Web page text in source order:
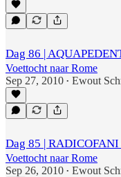
Dag 86 |
Voettocht naar Rome
Sep 27, 2010 • Ewout
Dag 85 |
Voettocht naar Rome
Sep 26, 2010 • Ewout